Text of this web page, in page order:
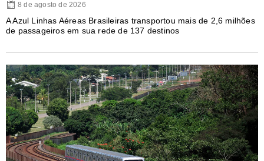
8 de agosto de 2026
A Azul Linhas Aéreas Brasileiras transportou mais de 2,6 milhões
de passageiros em sua rede de 137 destinos